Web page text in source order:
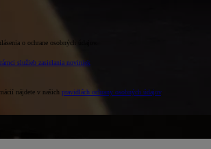
o ochrane osobných údajov.
služieb zasielania noviniek
nájdete v našich pravidlách ochrany osobných údajov.